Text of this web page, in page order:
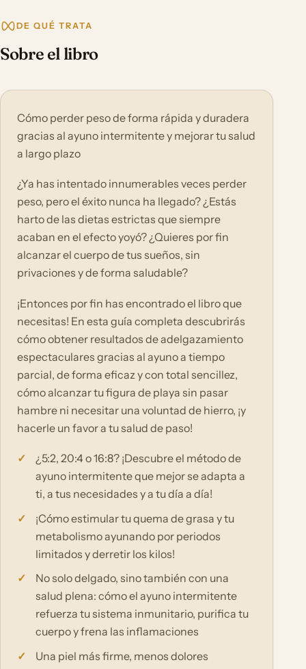
DE QUÉ TRATA
Sobre el libro
Cómo perder peso de forma rápida y duradera
gracias al ayuno intermitente y mejorar tu salud
a largo plazo
¿Ya has intentado innumerables veces perder
peso, pero el éxito nunca ha llegado? ¿Estás
harto de las dietas estrictas que siempre
acaban en el efecto yoyó? ¿Quieres por fin
alcanzar el cuerpo de tus sueños, sin
privaciones y de forma saludable?
¡Entonces por fin has encontrado el libro que
necesitas! En esta guía completa descubrirás
cómo obtener resultados de adelgazamiento
espectaculares gracias al ayuno a tiempo
parcial, de forma eficaz y con total sencillez,
cómo alcanzar tu figura de playa sin pasar
hambre ni necesitar una voluntad de hierro, ¡y
hacerle un favor a tu salud de paso!
¿5:2, 20:4 o 16:8? ¡Descubre el método de
ayuno intermitente que mejor se adapta a
ti, a tus necesidades y a tu día a día!
¡Cómo estimular tu quema de grasa y tu
metabolismo ayunando por periodos
limitados y derretir los kilos!
No solo delgado, sino también con una
salud plena: cómo el ayuno intermitente
refuerza tu sistema inmunitario, purifica tu
cuerpo y frena las inflamaciones
Una piel más firme, menos dolores